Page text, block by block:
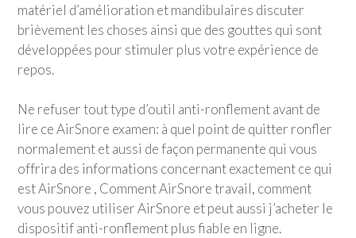
matériel d’amélioration et mandibulaires discuter
brièvement les choses ainsi que des gouttes qui sont
développées pour stimuler plus votre expérience de
repos.
Ne refuser tout type d’outil anti-ronflement avant de
lire ce AirSnore examen: à quel point de quitter ronfler
normalement et aussi de façon permanente qui vous
offrira des informations concernant exactement ce qui
est AirSnore , Comment AirSnore travail, comment
vous pouvez utiliser AirSnore et peut aussi j’acheter le
dispositif anti-ronflement plus fiable en ligne.